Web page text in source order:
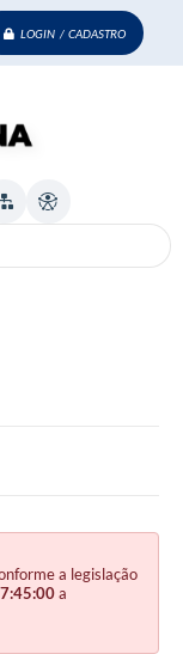
LOGIN / CADASTRO
a legislação
a